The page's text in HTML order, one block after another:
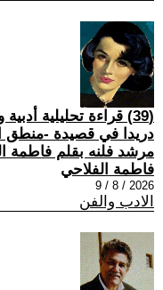
(39) قراءة تحليلية
دريدا في قصيدة -منطق
مرشد فلنه بقلم فاطمة
فاطمة الفلاحي
2026 / 8 / 9
الادب والفن